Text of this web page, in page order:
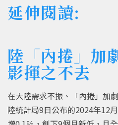
延伸閱讀:
陸「內捲」加
影揮之不去
在大陸需求不振、「內捲」加
陸統計局9日公布的2024年12